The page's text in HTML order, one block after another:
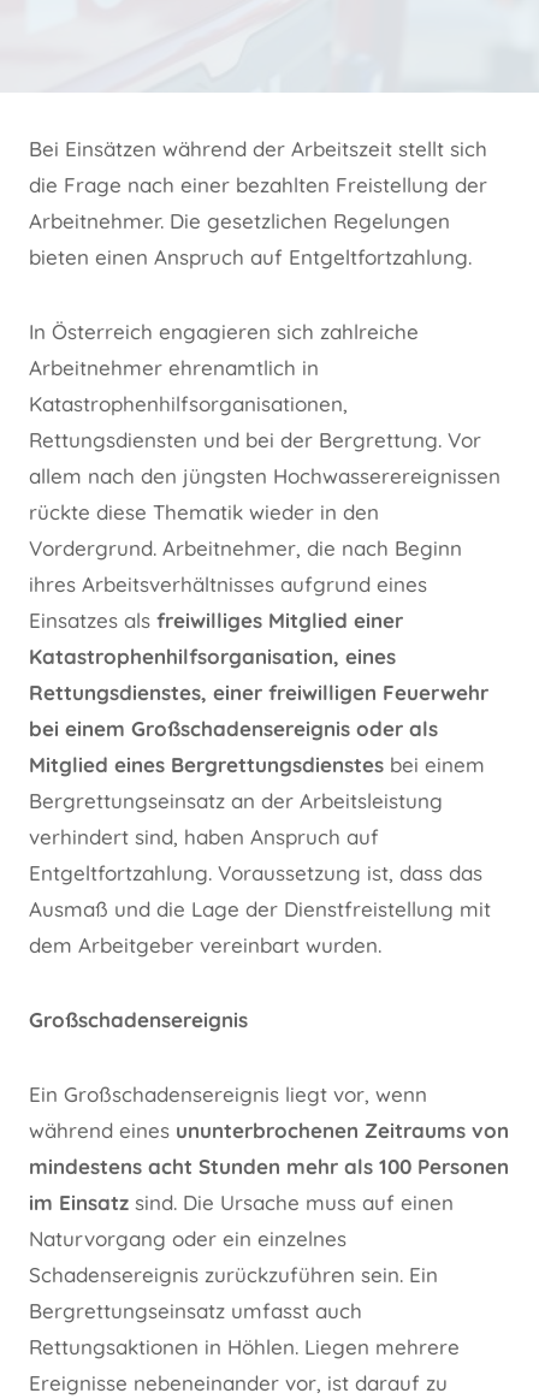
Bei Einsätzen während der Arbeitszeit stellt sich
die Frage nach einer bezahlten Freistellung der
Arbeitnehmer. Die gesetzlichen Regelungen
bieten einen Anspruch auf Entgeltfortzahlung.
In Österreich engagieren sich zahlreiche
Arbeitnehmer ehrenamtlich in
Katastrophenhilfsorganisationen,
Rettungsdiensten und bei der Bergrettung. Vor
allem nach den jüngsten Hochwasserereignissen
rückte diese Thematik wieder in den
Vordergrund. Arbeitnehmer, die nach Beginn
ihres Arbeitsverhältnisses aufgrund eines
Einsatzes als freiwilliges Mitglied einer
Katastrophenhilfsorganisation, eines
Rettungsdienstes, einer freiwilligen Feuerwehr
bei einem Großschadensereignis oder als
Mitglied eines Bergrettungsdienstes bei einem
Bergrettungseinsatz an der Arbeitsleistung
verhindert sind, haben Anspruch auf
Entgeltfortzahlung. Voraussetzung ist, dass das
Ausmaß und die Lage der Dienstfreistellung mit
dem Arbeitgeber vereinbart wurden.
Großschadensereignis
Ein Großschadensereignis liegt vor, wenn
während eines ununterbrochenen Zeitraums von
mindestens acht Stunden mehr als 100 Personen
im Einsatz sind. Die Ursache muss auf einen
Naturvorgang oder ein einzelnes
Schadensereignis zurückzuführen sein. Ein
Bergrettungseinsatz umfasst auch
Rettungsaktionen in Höhlen. Liegen mehrere
Ereignisse nebeneinander vor, ist darauf zu